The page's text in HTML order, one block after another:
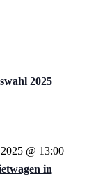
2025
in
@ 13:00